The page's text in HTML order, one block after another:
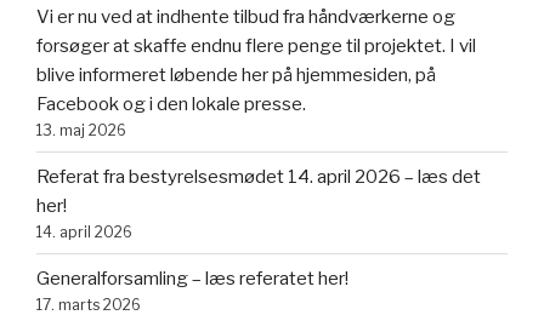
Vi er nu ved at indhente tilbud fra håndværkerne og
forsøger at skaffe endnu flere penge til projektet. I vil
blive informeret løbende her på hjemmesiden, på
Facebook og i den lokale presse.
13. maj 2026
Referat fra bestyrelsesmødet 14. april 2026 – læs det
her!
14. april 2026
Generalforsamling – læs referatet her!
17. marts 2026